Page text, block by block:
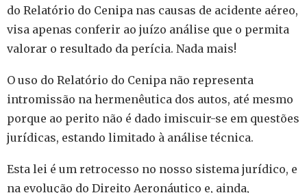
do Relatório do Cenipa nas causas de acidente aéreo,
visa apenas conferir ao juízo análise que o permita
valorar o resultado da perícia. Nada mais!
O uso do Relatório do Cenipa não representa
intromissão na hermenêutica dos autos, até mesmo
porque ao perito não é dado imiscuir-se em questões
jurídicas, estando limitado à análise técnica.
Esta lei é um retrocesso no nosso sistema jurídico, e
na evolução do Direito Aeronáutico e, ainda,